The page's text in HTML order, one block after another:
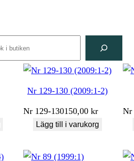
Nr 129-130 (2009:1-2)
Nr 129-130150,00kr
Lägg till i varukorg
Nr